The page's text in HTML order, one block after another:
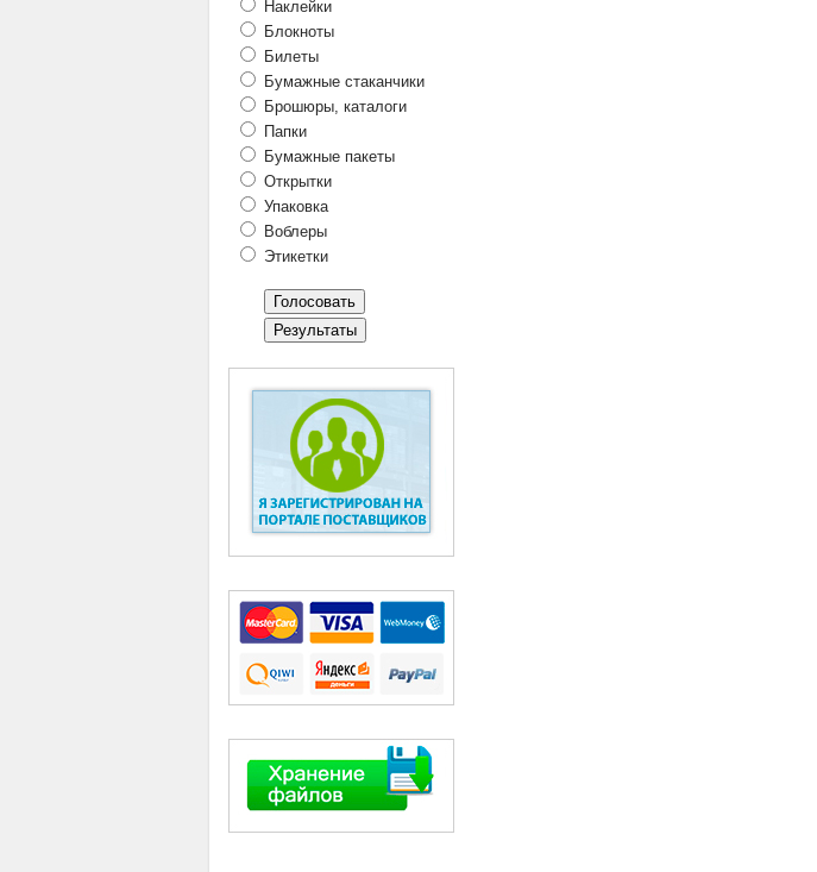
Наклейки
Блокноты
Билеты
Бумажные стаканчики
Брошюры, каталоги
Папки
Бумажные пакеты
Открытки
Упаковка
Воблеры
Этикетки